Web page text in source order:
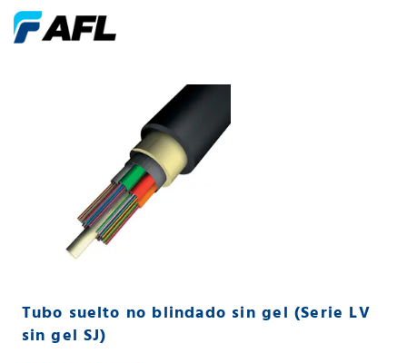
Tubo suelto no blindado sin gel (Serie LV
sin gel SJ)